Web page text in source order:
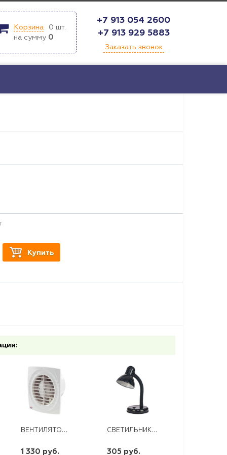
Корзина 0 шт.
на сумму 0
+7 913 054 2600
+7 913 929 5883
Заказать звонок
Купить
ВЕНТИЛЯТОР 150 Д
1 330 руб.
СВЕТИЛЬНИК НАСТОЛЬНЫЙ GENERAL GTL-028-60-220 ЧЕРНЫЙ
305 руб.